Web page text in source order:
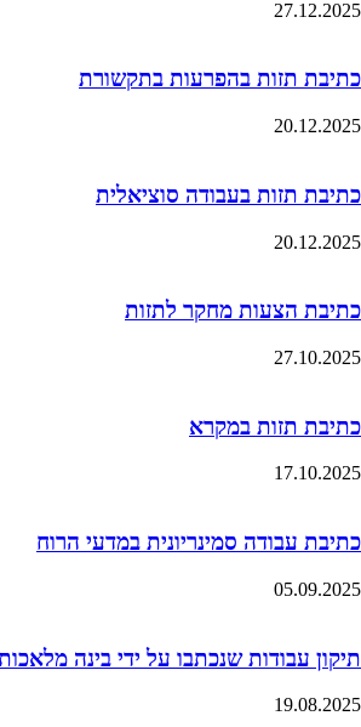
27.12.2025
כתיבת תזות בהפרעות בתקשורת
20.12.2025
כתיבת תזות בעבודה סוציאלית
20.12.2025
כתיבת הצעות מחקר לתזות
27.10.2025
כתיבת תזות במקרא
17.10.2025
כתיבת עבודה סמינריונית במדעי הרוח
05.09.2025
תיקון עבודות שנכתבו על ידי בינה
19.08.2025